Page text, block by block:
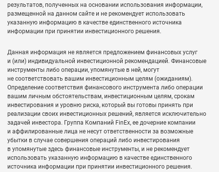
результатов, полученных на основании использования информации,
размещенной на данном сайте и не рекомендует использовать
указанную информацию в качестве единственного источника
информации при принятии инвестиционного решения.
Данная информация не является предложением финансовых услуг
и (или) индивидуальной инвестиционной рекомендацией. Финансовые
инструменты либо операции, упомянутые в ней, могут
не соответствовать вашим инвестиционным целям (ожиданиям).
Определение соответствия финансового инструмента либо операции
вашим личным обстоятельствам, инвестиционным целям, срокам
инвестирования и уровню риска, который вы готовы принять при
реализации своих инвестиционных решений, является исключительно
задачей инвестора. Группа Компаний FinEx, ее дочерние компании
и аффилированные лица не несут ответственности за возможные
убытки в случае совершения операций либо инвестирования
в упомянутые здесь финансовые инструменты, и не рекомендует
использовать указанную информацию в качестве единственного
источника информации при принятии инвестиционного решения.